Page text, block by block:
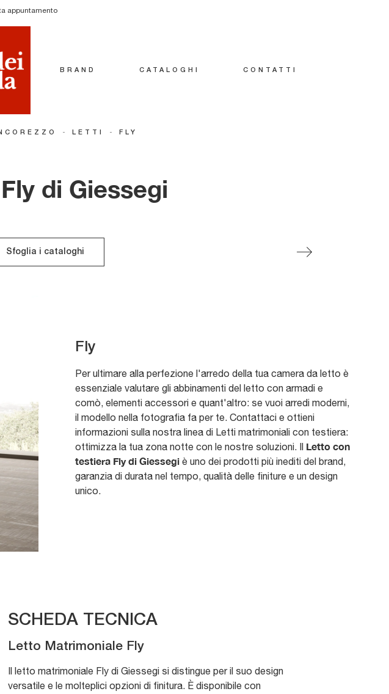
appuntamento
BRAND CATALOGHI CONTATTI
- LETTI - FLY
di Giessegi
Sfoglia i cataloghi
Fly
Per ultimare alla perfezione l'arredo della tua camera da letto è
essenziale valutare gli abbinamenti del letto con armadi e
comò, elementi accessori e quant'altro: se vuoi arredi moderni,
il modello nella fotografia fa per te. Contattaci e ottieni
informazioni sulla nostra linea di Letti matrimoniali con testiera:
ottimizza la tua zona notte con le nostre soluzioni. Il Letto con
testiera Fly di Giessegi è uno dei prodotti più inediti del brand,
garanzia di durata nel tempo, qualità delle finiture e un design
unico.
SCHEDA TECNICA
Letto Matrimoniale Fly
Il letto matrimoniale Fly di Giessegi si distingue per il suo design
versatile e le molteplici opzioni di finitura. È disponibile con